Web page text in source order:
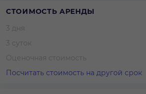
СТОИМОСТЬ АРЕНДЫ
3 дня
3 суток
Оценочная стоимость
Посчитать стоимость на другой срок